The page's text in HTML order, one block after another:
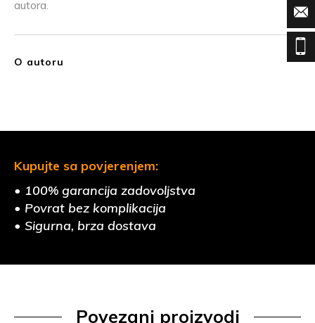
autora.
O autoru
Kupujte sa povjerenjem:
• 100% garancija zadovoljstva
• Povrat bez komplikacija
• Sigurna, brza dostava
Povezani proizvodi